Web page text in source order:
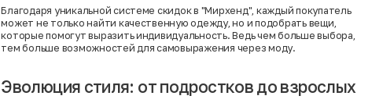
Благодаря уникальной системе скидок в "Мирхенд", каждый покупатель
может не только найти качественную одежду, но и подобрать вещи,
которые помогут выразить индивидуальность. Ведь чем больше выбора,
тем больше возможностей для самовыражения через моду.
Эволюция стиля: от подростков до взрослых